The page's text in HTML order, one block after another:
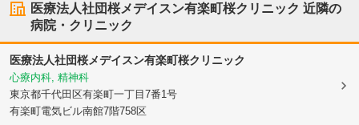
医療法人社団桜メデイスン有楽町桜クリニック 近隣の
病院・クリニック
医療法人社団桜メデイスン有楽町桜クリニック
心療内科, 精神科
東京都千代田区有楽町一丁目7番1号
有楽町電気ビル南館7階758区